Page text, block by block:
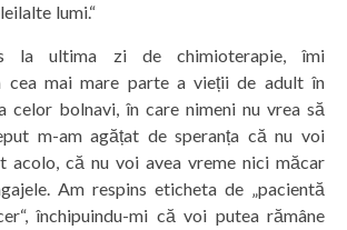
lumi.“
la ultima zi de chimioterapie, îmi
cea mai mare parte a vieții de adult în
celor bolnavi, în care nimeni nu vrea să
m-am agățat de speranța că nu voi
acolo, că nu voi avea vreme nici măcar
Am respins eticheta de „pacientă
închipuindu-mi că voi putea rămâne